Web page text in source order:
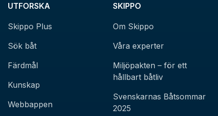
UTFORSKA
Skippo Plus
Sök båt
Färdmål
Kunskap
Webbappen
SKIPPO
Om Skippo
Våra experter
Miljöpakten – för ett
hållbart båtliv
Svenskarnas Båtsommar
2025